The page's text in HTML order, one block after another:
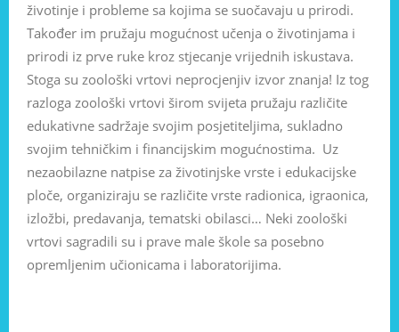
životinje i probleme sa kojima se suočavaju u prirodi.
Također im pružaju mogućnost učenja o životinjama i
prirodi iz prve ruke kroz stjecanje vrijednih iskustava.
Stoga su zoološki vrtovi neprocjenjiv izvor znanja! Iz tog
razloga zoološki vrtovi širom svijeta pružaju različite
edukativne sadržaje svojim posjetiteljima, sukladno
svojim tehničkim i financijskim mogućnostima. Uz
nezaobilazne natpise za životinjske vrste i edukacijske
ploče, organiziraju se različite vrste radionica, igraonica,
izložbi, predavanja, tematski obilasci… Neki zoološki
vrtovi sagradili su i prave male škole sa posebno
opremljenim učionicama i laboratorijima.